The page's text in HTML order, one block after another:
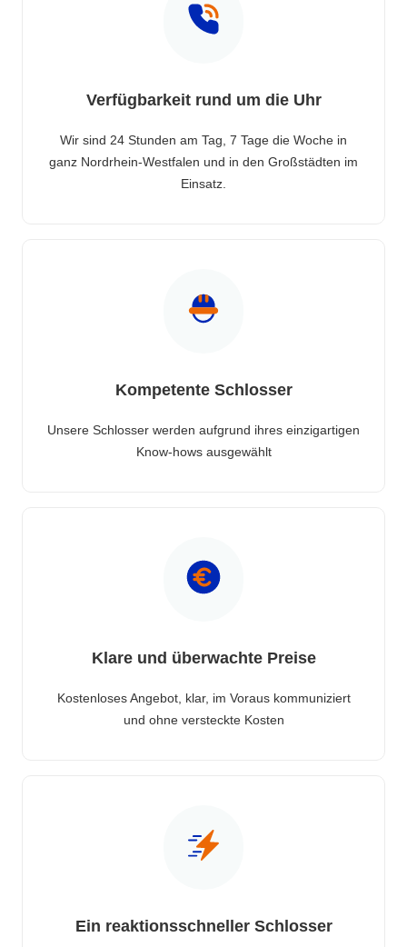
Verfügbarkeit rund um die Uhr
Wir sind 24 Stunden am Tag, 7 Tage die Woche in
ganz Nordrhein-Westfalen und in den Großstädten im
Einsatz.
Kompetente Schlosser
Unsere Schlosser werden aufgrund ihres einzigartigen
Know-hows ausgewählt
Klare und überwachte Preise
Kostenloses Angebot, klar, im Voraus kommuniziert
und ohne versteckte Kosten
Ein reaktionsschneller Schlosser